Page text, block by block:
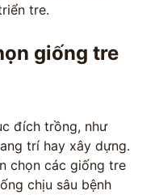
tre.
giống tre
đích trồng, như
trí hay xây dựng.
chọn các giống tre
chịu sâu bệnh